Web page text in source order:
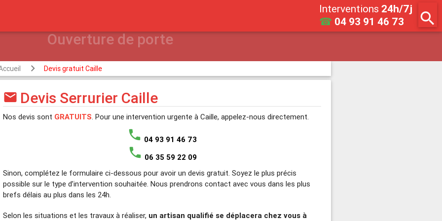
Interventions 24h/7j
☎ 04 93 91 46 73 search
Devis gratuit Caille
mail Devis Serrurier Caille
Nos devis sont GRATUITS . Pour une intervention urgente à Caille, appelez-nous directement.
phone 04 93 91 46 73
phone 06 35 59 22 09
Sinon, complétez le formulaire ci-dessous pour avoir un devis gratuit. Soyez le plus précis
possible sur le type d’intervention souhaitée. Nous prendrons contact avec vous dans les plus
brefs délais au plus dans les 24h.
Selon les situations et les travaux à réaliser, un artisan qualifié se déplacera chez vous à